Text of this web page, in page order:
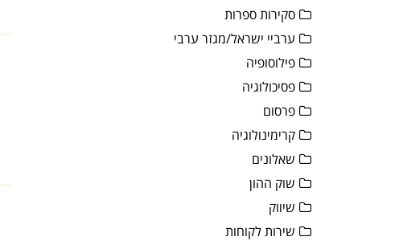
סקירות ספרות
ערביי ישראל/מגזר ערבי
פילוסופיה
פסיכולוגיה
פרסום
קרימינולוגיה
שאלונים
שוק ההון
שיווק
שירות לקוחות